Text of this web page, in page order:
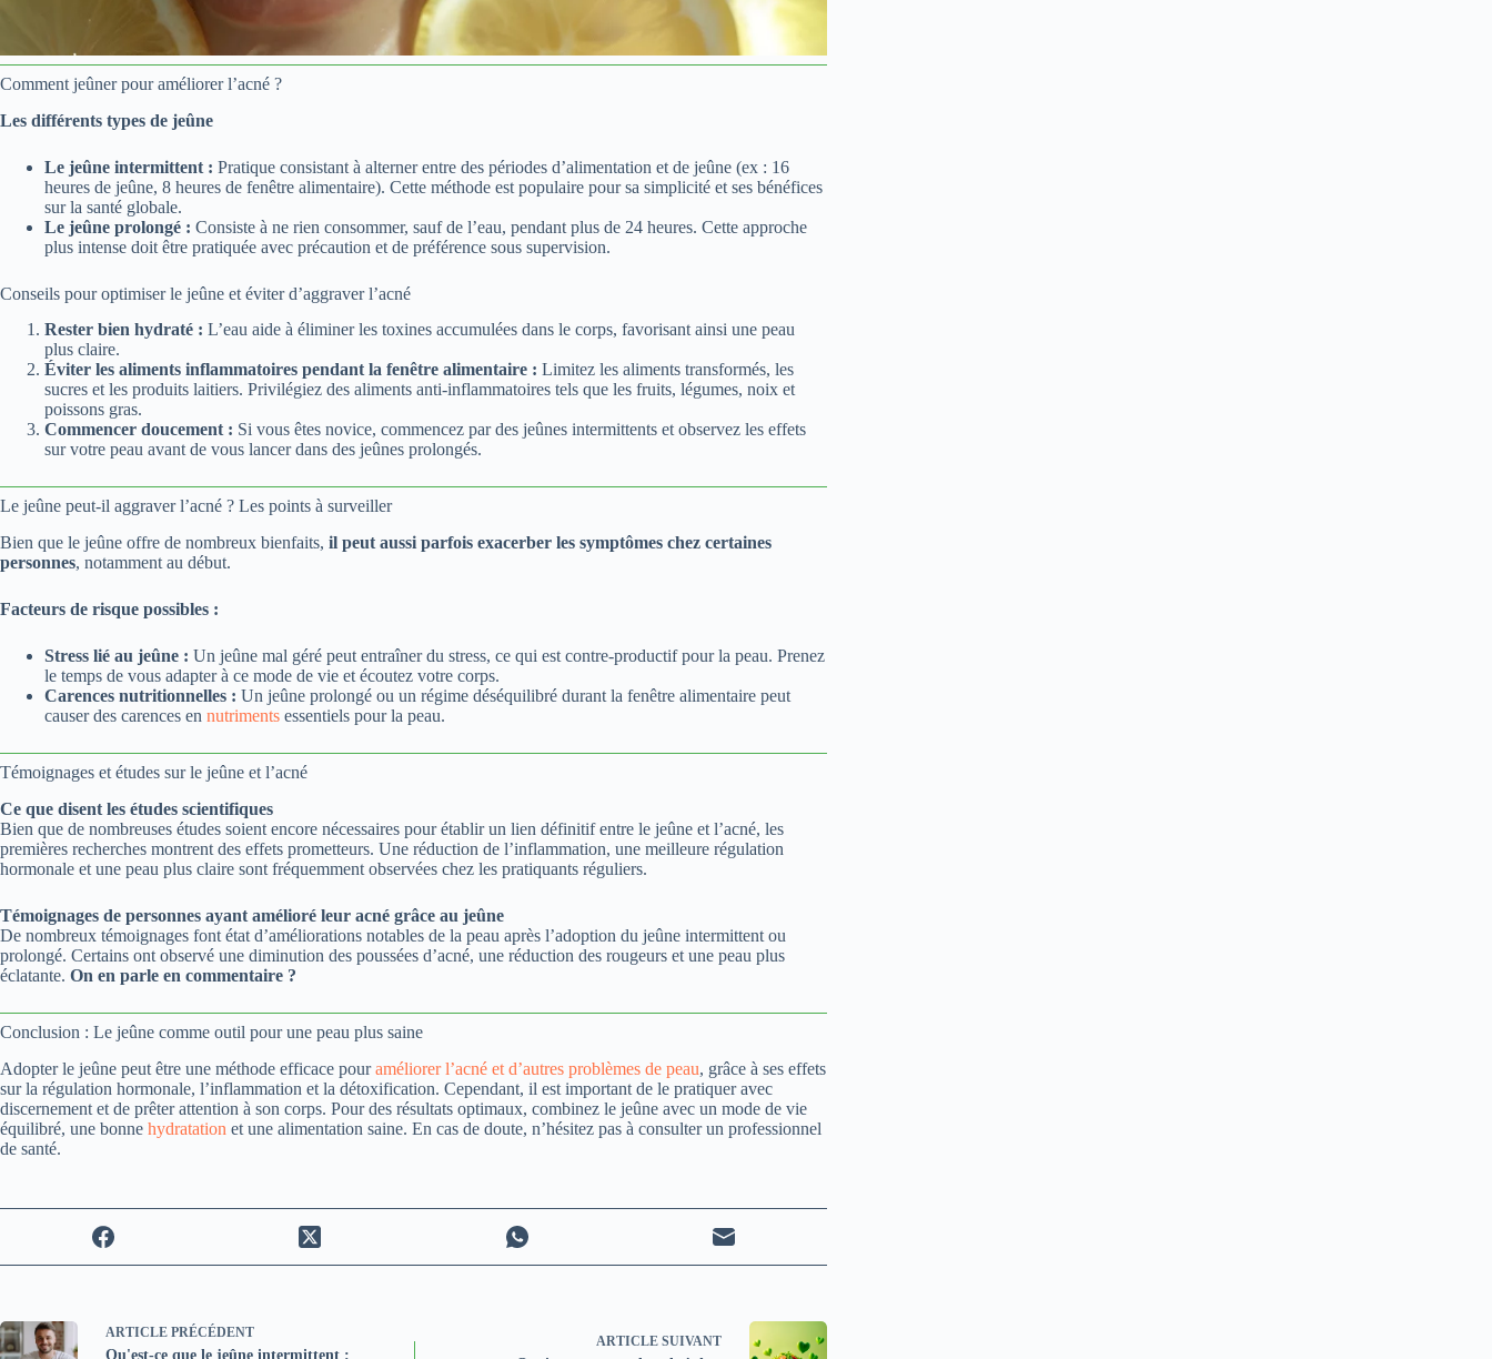
Comment jeûner pour améliorer l’acné ?
Les différents types de jeûne
Le jeûne intermittent : Pratique consistant à alterner entre des périodes d’alimentation et de jeûne (ex : 16
heures de jeûne, 8 heures de fenêtre alimentaire). Cette méthode est populaire pour sa simplicité et ses bénéfices
sur la santé globale.
Le jeûne prolongé : Consiste à ne rien consommer, sauf de l’eau, pendant plus de 24 heures. Cette approche
plus intense doit être pratiquée avec précaution et de préférence sous supervision.
Conseils pour optimiser le jeûne et éviter d’aggraver l’acné
Rester bien hydraté : L’eau aide à éliminer les toxines accumulées dans le corps, favorisant ainsi une peau
plus claire.
Éviter les aliments inflammatoires pendant la fenêtre alimentaire : Limitez les aliments transformés, les
sucres et les produits laitiers. Privilégiez des aliments anti-inflammatoires tels que les fruits, légumes, noix et
poissons gras.
Commencer doucement : Si vous êtes novice, commencez par des jeûnes intermittents et observez les effets
sur votre peau avant de vous lancer dans des jeûnes prolongés.
Le jeûne peut-il aggraver l’acné ? Les points à surveiller
Bien que le jeûne offre de nombreux bienfaits, il peut aussi parfois exacerber les symptômes chez certaines
personnes, notamment au début.
Facteurs de risque possibles :
Stress lié au jeûne : Un jeûne mal géré peut entraîner du stress, ce qui est contre-productif pour la peau. Prenez
le temps de vous adapter à ce mode de vie et écoutez votre corps.
Carences nutritionnelles : Un jeûne prolongé ou un régime déséquilibré durant la fenêtre alimentaire peut
causer des carences en nutriments essentiels pour la peau.
Témoignages et études sur le jeûne et l’acné
Ce que disent les études scientifiques
Bien que de nombreuses études soient encore nécessaires pour établir un lien définitif entre le jeûne et l’acné, les
premières recherches montrent des effets prometteurs. Une réduction de l’inflammation, une meilleure régulation
hormonale et une peau plus claire sont fréquemment observées chez les pratiquants réguliers.
Témoignages de personnes ayant amélioré leur acné grâce au jeûne
De nombreux témoignages font état d’améliorations notables de la peau après l’adoption du jeûne intermittent ou
prolongé. Certains ont observé une diminution des poussées d’acné, une réduction des rougeurs et une peau plus
éclatante. On en parle en commentaire ?
Conclusion : Le jeûne comme outil pour une peau plus saine
Adopter le jeûne peut être une méthode efficace pouraméliorer l’acné et d’autres problèmes de peau, grâce à ses effets
sur la régulation hormonale, l’inflammation et la détoxification. Cependant, il est important de le pratiquer avec
discernement et de prêter attention à son corps. Pour des résultats optimaux, combinez le jeûne avec un mode de vie
équilibré, une bonne hydratation et une alimentation saine. En cas de doute, n’hésitez pas à consulter un professionnel
de santé.
ARTICLE PRÉCÉDENT
Qu'est-ce que le jeûne intermittent :
ARTICLE SUIVANT